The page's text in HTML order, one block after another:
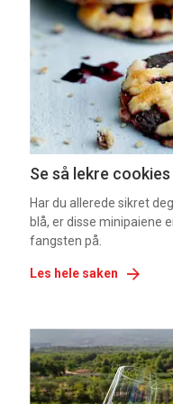
detail
-
section
11
Ukens
vin
Se så lekre
Har du allerede sikret
blå, er disse minipaiene
fangsten på.
Les hele saken
Events
single